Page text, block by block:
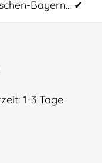
Bayern... ✔
1-3 Tage